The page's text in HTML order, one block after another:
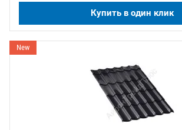
Купить в один клик
New